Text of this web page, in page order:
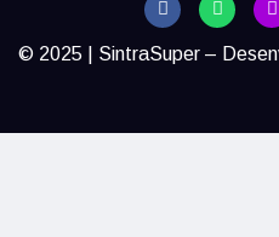
© 2025 | SintraSuper –